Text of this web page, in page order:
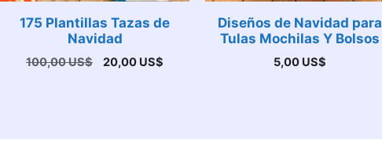
175 Plantillas Tazas de
Navidad
100,00US$
El
20,00 US$
Diseños de Navidad para
Tulas Mochilas Y Bolsos
5,00 US$